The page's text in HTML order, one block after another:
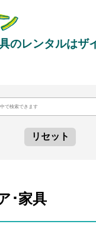
のレンタルはザ
リセット
･家具